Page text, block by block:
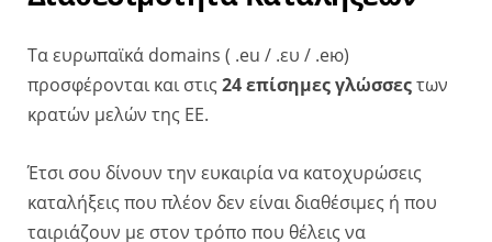
Τα ευρωπαϊκά domains ( .eu / .ευ / .ею)
προσφέρονται και στις24 επίσημες γλώσσεςτων
κρατών μελών της ΕΕ.
Έτσι σου δίνουν την ευκαιρία να κατοχυρώσεις
καταλήξεις που πλέον δεν είναι διαθέσιμες ή που
ταιριάζουν με στον τρόπο που θέλεις να